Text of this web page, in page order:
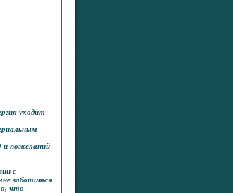
уходит
и пожеланий
с
заботится
что